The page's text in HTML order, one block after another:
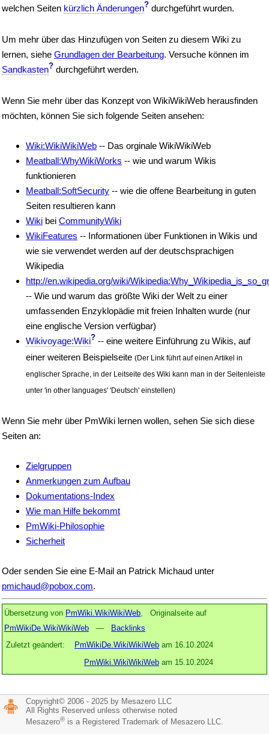
welchen Seiten kürzlich Änderungen? durchgeführt wurden.
Um mehr über das Hinzufügen von Seiten zu diesem Wiki zu
lernen, siehe Grundlagen der Bearbeitung. Versuche können im
Sandkasten? durchgeführt werden.
Wenn Sie mehr über das Konzept von WikiWikiWeb herausfinden
möchten, können Sie sich folgende Seiten ansehen:
Wiki:WikiWikiWeb -- Das orginale WikiWikiWeb
Meatball:WhyWikiWorks -- wie und warum Wikis
funktionieren
Meatball:SoftSecurity -- wie die offene Bearbeitung in guten
Seiten resultieren kann
Wiki bei CommunityWiki
WikiFeatures -- Informationen über Funktionen in Wikis und
wie sie verwendet werden auf der deutschsprachigen
Wikipedia
http://en.wikipedia.org/wiki/
-- Wie und warum das größte Wiki der Welt zu einer
umfassenden Enzyklopädie mit freien Inhalten wurde (nur
eine englische Version verfügbar)
Wikivoyage:Wiki? -- eine weitere Einführung zu Wikis, auf
einer weiteren Beispielseite (Der Link führt auf einen Artikel in
englischer Sprache, in der Leitseite des Wiki kann man in der Seitenleiste
unter 'in other languages' 'Deutsch' einstellen)
Wenn Sie mehr über PmWiki lernen wollen, sehen Sie sich diese
Seiten an:
Zielgruppen
Anmerkungen zum Aufbau
Dokumentations-Index
Wie man Hilfe bekommt
PmWiki-Philosophie
Sicherheit
Oder senden Sie eine E-Mail an Patrick Michaud unter
pmichaud@pobox.com.
Übersetzung von PmWiki.WikiWikiWeb, Originalseite auf
PmWikiDe.WikiWikiWeb —
Backlinks
Zuletzt geändert:
PmWikiDe.WikiWikiWeb am 16.10.2024
PmWiki.WikiWikiWeb am 15.10.2024
Copyright© 2006 - 2025 by Mesazero LLC
All Rights Reserved unless otherwise noted
Mesazero® is a Registered Trademark of Mesazero LLC.